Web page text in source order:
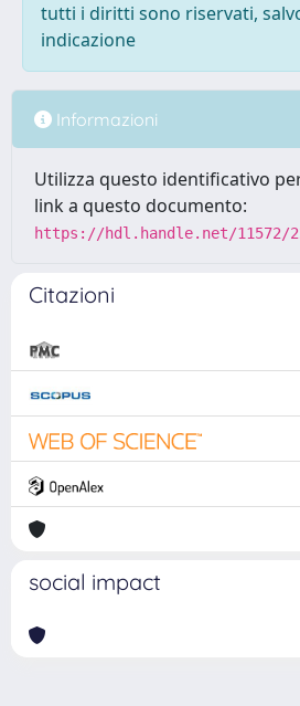
tutti i diritti sono riservati,
indicazione
Informazioni
Utilizza questo identificativo
link a questo documento:
https://hdl.handle.net/11572/
Citazioni
social impact